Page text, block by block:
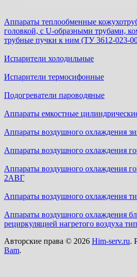
Аппараты теплообменные
головкой, с U-образными трубами,
трубные пучки к ним (ТУ 3612-023-
Испарители холодильные
Испарители термосифонные
Подогреватели пароводяные
Аппараты емкостные
Аппараты воздушного охлаждения
Аппараты воздушного охлаждения
Аппараты воздушного охлаждения
2АВГ
Аппараты воздушного охлаждения
Аппараты воздушного охлаждения
рециркуляцией нагретого воздуха
Авторские права © 2026 Him-serv.ru.
Bam.